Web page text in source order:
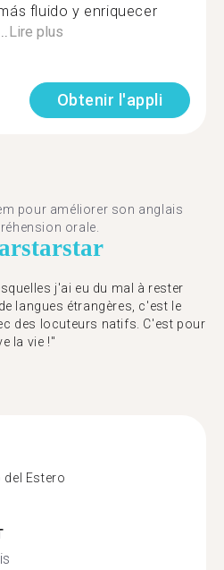
fluido y enriquecer
Lire plus
Obtenir l'appli
pour améliorer son anglais
orale.
starstar
j'ai eu du mal à rester
langues étrangères, c'est le
des locuteurs natifs. C'est pour
la vie !"
del Estero